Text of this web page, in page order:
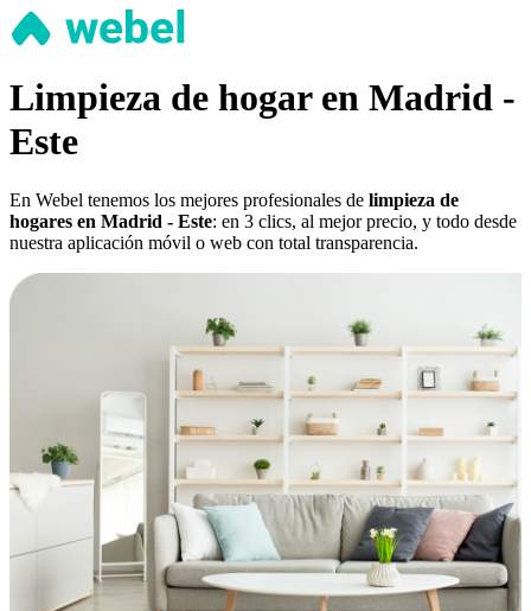
Limpieza de hogar en Madrid -
Este
En Webel tenemos los mejores profesionales de limpieza de
hogares en Madrid - Este: en 3 clics, al mejor precio, y todo desde
nuestra aplicación móvil o web con total transparencia.